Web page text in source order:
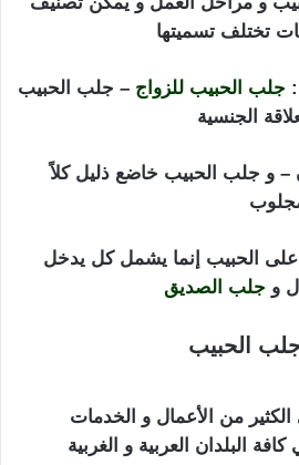
تختلف تسميتها
جلب الحبيب للزواج – جلب الحبيب
الجنسية
– و جلب الحبيب خاضع ذليل كلاً
الحبيب إنما يشمل كل يدخل
و جلب الصديق
الحبيب
من الأعمال و الخدمات
البلدان العربية و الغربية